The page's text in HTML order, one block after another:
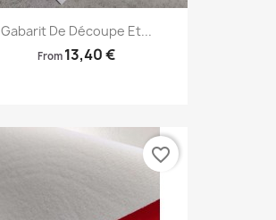
Gabarit De Découpe Et...
From 13,40 €
favorite_border